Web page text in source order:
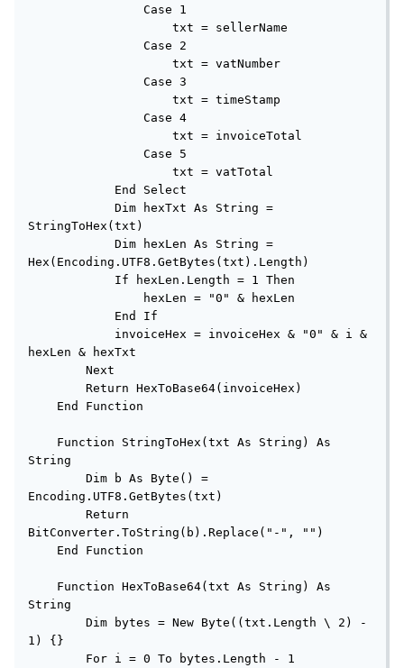
                Case 1
                    txt = sellerName
                Case 2
                    txt = vatNumber
                Case 3
                    txt = timeStamp
                Case 4
                    txt = invoiceTotal
                Case 5
                    txt = vatTotal
            End Select
            Dim hexTxt As String =
StringToHex(txt)
            Dim hexLen As String =
Hex(Encoding.UTF8.GetBytes(txt).Length)
            If hexLen.Length = 1 Then
                hexLen = "0" & hexLen
            End If
            invoiceHex = invoiceHex & "0" & i &
hexLen & hexTxt
        Next
        Return HexToBase64(invoiceHex)
    End Function
    Function StringToHex(txt As String) As
String
        Dim b As Byte() =
Encoding.UTF8.GetBytes(txt)
        Return
BitConverter.ToString(b).Replace("-", "")
    End Function
    Function HexToBase64(txt As String) As
String
        Dim bytes = New Byte((txt.Length \ 2) -
1) {}
        For i = 0 To bytes.Length - 1